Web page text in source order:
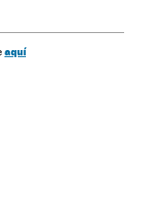
aquí